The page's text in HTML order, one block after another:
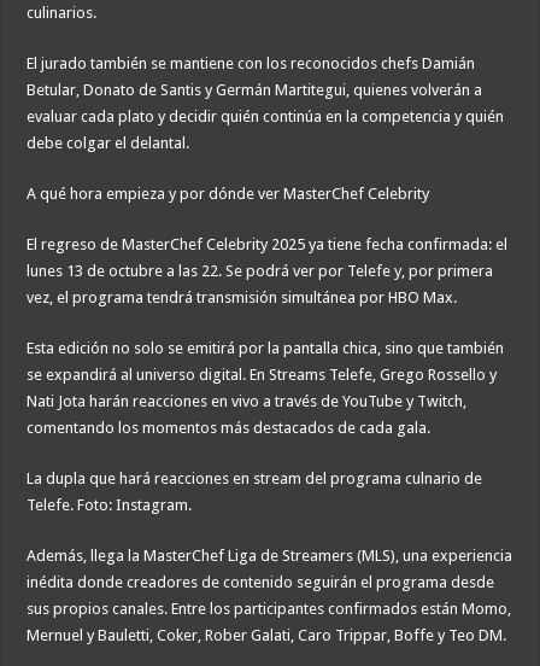
culinarios.
El jurado también se mantiene con los reconocidos chefs Damián
Betular, Donato de Santis y Germán Martitegui, quienes volverán a
evaluar cada plato y decidir quién continúa en la competencia y quién
debe colgar el delantal.
A qué hora empieza y por dónde ver MasterChef Celebrity
El regreso de MasterChef Celebrity 2025 ya tiene fecha confirmada: el
lunes 13 de octubre a las 22. Se podrá ver por Telefe y, por primera
vez, el programa tendrá transmisión simultánea por HBO Max.
Esta edición no solo se emitirá por la pantalla chica, sino que también
se expandirá al universo digital. En Streams Telefe, Grego Rossello y
Nati Jota harán reacciones en vivo a través de YouTube y Twitch,
comentando los momentos más destacados de cada gala.
La dupla que hará reacciones en stream del programa culnario de
Telefe. Foto: Instagram.
Además, llega la MasterChef Liga de Streamers (MLS), una experiencia
inédita donde creadores de contenido seguirán el programa desde
sus propios canales. Entre los participantes confirmados están Momo,
Mernuel y Bauletti, Coker, Rober Galati, Caro Trippar, Boffe y Teo DM.